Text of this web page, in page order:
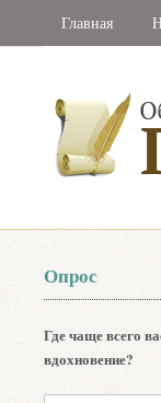
Главная
Опрос
Где чаще всего
вдохновение?